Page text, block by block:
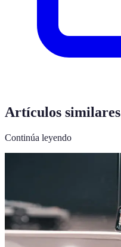
Artículos similares
Continúa leyendo